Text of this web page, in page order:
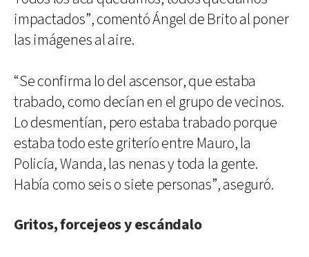
impactados”, comentó Ángel de Brito al poner
las imágenes al aire.
“Se confirma lo del ascensor, que estaba
trabado, como decían en el grupo de vecinos.
Lo desmentían, pero estaba trabado porque
estaba todo este griterío entre Mauro, la
Policía, Wanda, las nenas y toda la gente.
Había como seis o siete personas”, aseguró.
Gritos, forcejeos y escándalo